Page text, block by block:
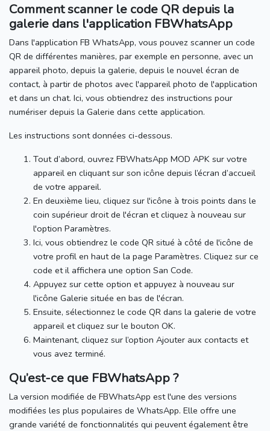
Comment scanner le code QR depuis la
galerie dans l'application FBWhatsApp
Dans l'application FB WhatsApp, vous pouvez scanner un code
QR de différentes manières, par exemple en personne, avec un
appareil photo, depuis la galerie, depuis le nouvel écran de
contact, à partir de photos avec l'appareil photo de l'application
et dans un chat. Ici, vous obtiendrez des instructions pour
numériser depuis la Galerie dans cette application.
Les instructions sont données ci-dessous.
Tout d’abord, ouvrez FBWhatsApp MOD APK sur votre
appareil en cliquant sur son icône depuis l’écran d’accueil
de votre appareil.
En deuxième lieu, cliquez sur l'icône à trois points dans le
coin supérieur droit de l'écran et cliquez à nouveau sur
l'option Paramètres.
Ici, vous obtiendrez le code QR situé à côté de l'icône de
votre profil en haut de la page Paramètres. Cliquez sur ce
code et il affichera une option San Code.
Appuyez sur cette option et appuyez à nouveau sur
l'icône Galerie située en bas de l'écran.
Ensuite, sélectionnez le code QR dans la galerie de votre
appareil et cliquez sur le bouton OK.
Maintenant, cliquez sur l’option Ajouter aux contacts et
vous avez terminé.
Qu’est-ce que FBWhatsApp ?
La version modifiée de FBWhatsApp est l'une des versions
modifiées les plus populaires de WhatsApp. Elle offre une
grande variété de fonctionnalités qui peuvent également être